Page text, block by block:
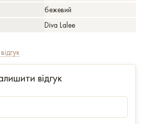
бежевий
Diva Lalee
відгук